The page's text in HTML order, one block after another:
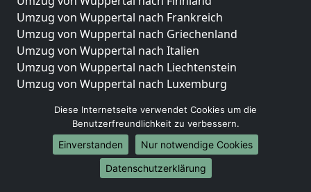
Umzug von Wuppertal nach Frankreich
Umzug von Wuppertal nach Griechenland
Umzug von Wuppertal nach Italien
Umzug von Wuppertal nach Liechtenstein
Umzug von Wuppertal nach Luxemburg
Umzug von Wuppertal nach Norwegen
Umzüge-Deutschlandweit
Umzug von Wuppertal nach Berlin
Umzug von Wuppertal nach Hamburg
Diese Internetseite verwendet Cookies um die
Benutzerfreundlichkeit zu verbessern.
Einverstanden
Nur notwendige Cookies
Datenschutzerklärung